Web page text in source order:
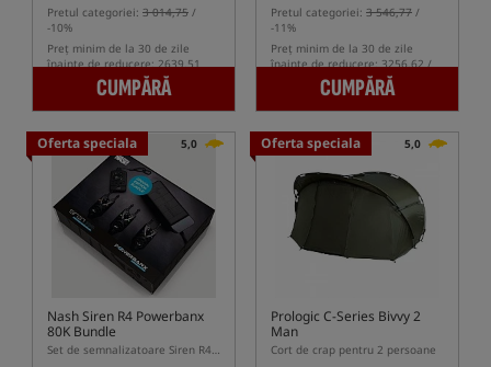
Pretul categoriei: 3 014,75 /
-10%
Preț minim de la 30 de zile
înainte de reducere: 2639.51
CUMPĂRĂ
Pretul categoriei: 3 546,77 /
-11%
Preț minim de la 30 de zile
înainte de reducere: 3256.62 /
CUMPĂRĂ
Oferta speciala 5,0
Nash Siren R4 Powerbanx
80K Bundle
Set de semnalizatoare Siren R4 3+1 și powerbank Powerbanx 80K
Oferta speciala 5,0
Prologic C-Series Bivvy 2
Man
Cort de crap pentru 2 persoane